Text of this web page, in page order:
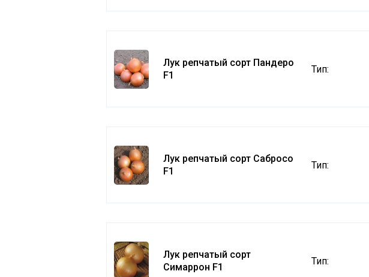
Лук репчатый сорт Пандеро
F1
Тип:
Лук репчатый сорт Сабросо
F1
Тип:
Лук репчатый сорт
Симаррон F1
Тип: